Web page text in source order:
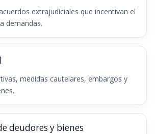
extrajudiciales que incentivan el
demandas.
medidas cautelares, embargos y
deudores y bienes